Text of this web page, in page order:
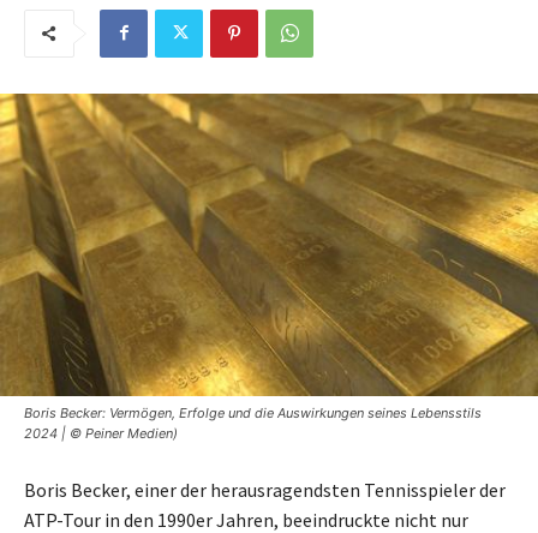
Boris Becker: Vermögen, Erfolge und die Auswirkungen seines Lebensstils
2024 | © Peiner Medien)
Boris Becker, einer der herausragendsten Tennisspieler der
ATP-Tour in den 1990er Jahren, beeindruckte nicht nur